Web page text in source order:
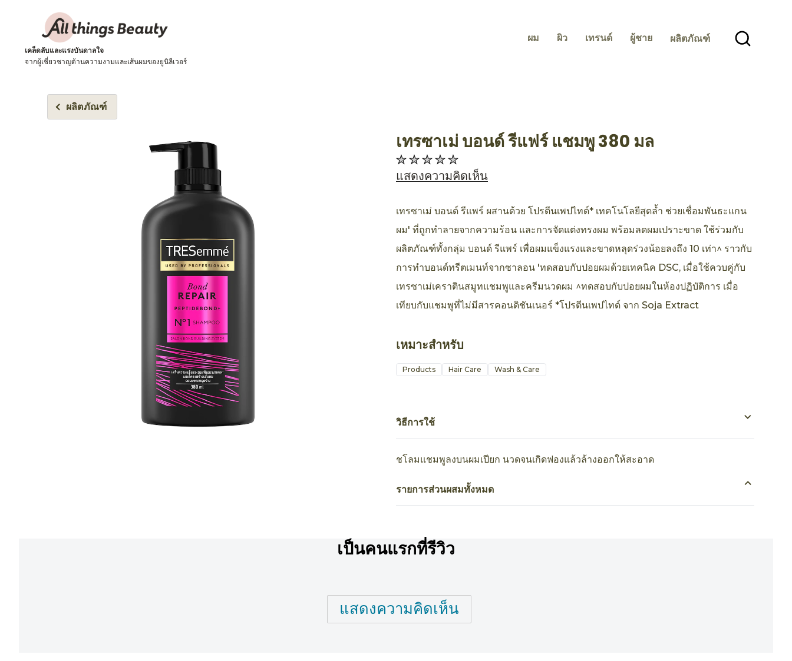
เคล็ดลับและแรงบันดาลใจ
จากผู้เชี่ยวชาญด้านความงามและเส้นผมของยูนิลีเวอร์
ผม ผิว เทรนด์ ผู้ชาย ผลิตภัณฑ์
ผลิตภัณฑ์
AllthingsBeauty Products
เทรซาเม่ บอนด์ รีแฟร์ แชมพู 380 มล
ไม่มี
การ
คะแนน
สำหรับ
product
นี้
แสดงความคิดเห็น
เทรซาเม่ บอนด์ รีแพร์ ผสานด้วย โปรตีนเพปไทด์* เทคโนโลยีสุดล้ำ ช่วยเชื่อมพันธะแกน
ผม' ที่ถูกทำลายจากความร้อน และการจัดแต่งทรงผม พร้อมลดผมเปราะขาด ใช้ร่วมกับ
ผลิตภัณฑ์ทั้งกลุ่ม บอนด์ รีแพร์ เพื่อผมแข็งแรงและขาดหลุดร่วงน้อยลงถึง 10 เท่า^ ราวกับ
การทำบอนด์ทรีตเมนท์จากซาลอน 'ทดสอบกับปอยผมด้วยเทคนิค DSC, เมื่อใช้ควบคู่กับ
เทรซาเม่เคราตินสมูทแชมพูและครีมนวดผม ^ทดสอบกับปอยผมในห้องปฏิบัติการ เมื่อ
เทียบกับแชมพูที่ไม่มีสารคอนดิชันเนอร์ *โปรตีนเพปไทด์ จาก Soja Extract
เหมาะสำหรับ
Products Hair Care Wash & Care
วิธีการใช้
ชโลมแชมพูลงบนผมเปียก นวดจนเกิดฟองแล้วล้างออกให้สะอาด
รายการส่วนผสมทั้งหมด
เป็นคนแรกที่รีวิว
แสดงความคิดเห็น